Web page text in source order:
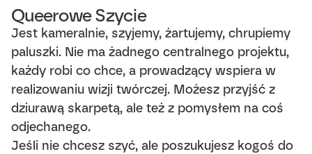
Queerowe Szycie
Jest kameralnie, szyjemy, żartujemy, chrupiemy
paluszki. Nie ma żadnego centralnego projektu,
każdy robi co chce, a prowadzący wspiera w
realizowaniu wizji twórczej. Możesz przyjść z
dziurawą skarpetą, ale też z pomysłem na coś
odjechanego.
Jeśli nie chcesz szyć, ale poszukujesz kogoś do